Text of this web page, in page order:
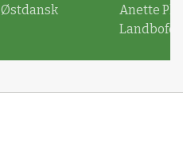
Østdansk
Anette